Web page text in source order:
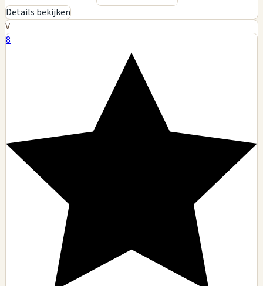
Details bekijken
V
8